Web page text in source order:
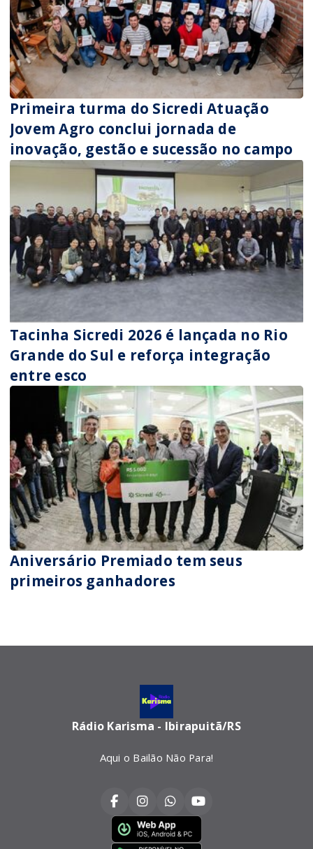
Primeira turma do Sicredi Atuação
Jovem Agro conclui jornada de
inovação, gestão e sucessão no campo
Tacinha Sicredi 2026 é lançada no Rio
Grande do Sul e reforça integração
entre esco
Aniversário Premiado tem seus
primeiros ganhadores
Rádio Karisma - Ibirapuitã/RS
Aqui o Bailão Não Para!